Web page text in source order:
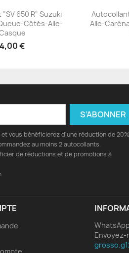
+23
650 R" Suzuki
Côtés-Aile-
4,00 €
Aile-
vous bénéficierez d'une réduction de 20%
au moins 2 autocollants.
de réductions et de promotions à
Envoyez-